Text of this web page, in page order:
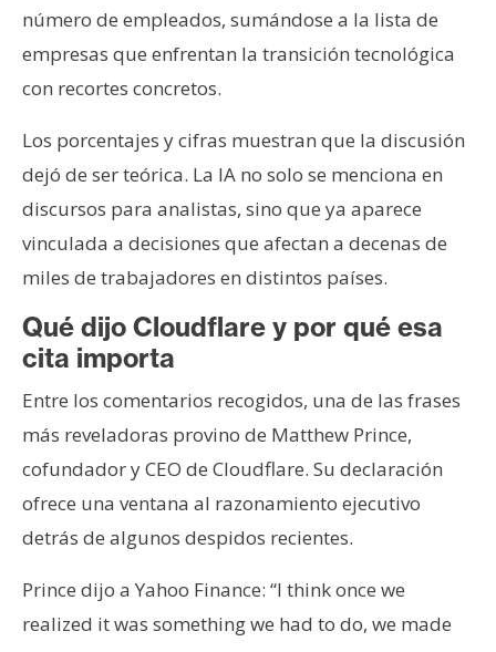
número de empleados, sumándose a la lista de
empresas que enfrentan la transición tecnológica
con recortes concretos.
Los porcentajes y cifras muestran que la discusión
dejó de ser teórica. La IA no solo se menciona en
discursos para analistas, sino que ya aparece
vinculada a decisiones que afectan a decenas de
miles de trabajadores en distintos países.
Qué dijo Cloudflare y por qué esa
cita importa
Entre los comentarios recogidos, una de las frases
más reveladoras provino de Matthew Prince,
cofundador y CEO de Cloudflare. Su declaración
ofrece una ventana al razonamiento ejecutivo
detrás de algunos despidos recientes.
Prince dijo a Yahoo Finance: “I think once we
realized it was something we had to do, we made